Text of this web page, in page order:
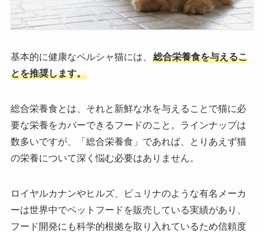
基本的に健康なペルシャ猫には、
総合栄養食を与えるこ
とを推奨します。
総合栄養食とは、それと新鮮な水を与えることで猫に必
要な栄養をカバーできるフードのこと。ラインナップは
数多いですが、「総合栄養食」であれば、とりあえず猫
の栄養について深く悩む必要はありません。
ロイヤルカナンやヒルズ、ピュリナのような有名メーカ
ーは世界中でペットフードを販売している実績があり、
フード開発にも科学的根拠を取り入れているため信頼度